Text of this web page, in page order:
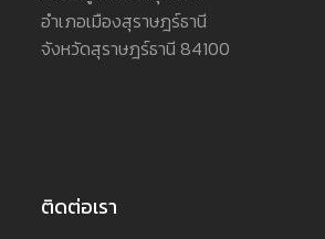
อำเภอเมืองสุราษฎร์ธานี
จังหวัดสุราษฎร์ธานี 84100
ติดต่อเรา